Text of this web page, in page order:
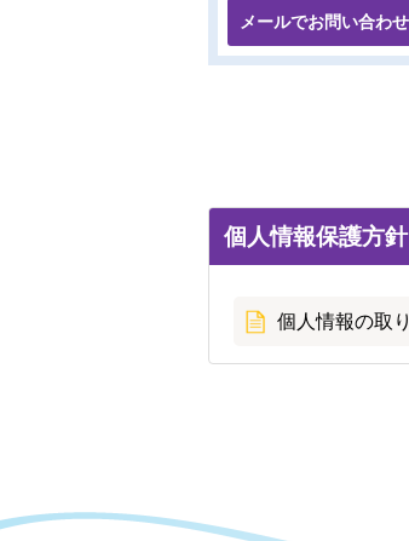
メールでお問い合わ
個人情報保護方針
個人情報の取